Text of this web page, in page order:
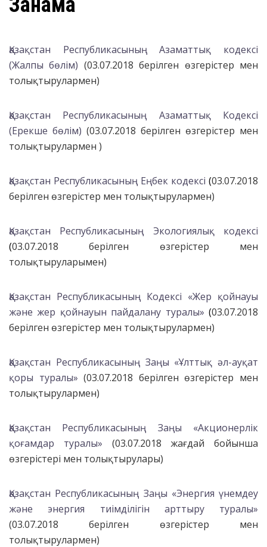
Қазақстан Республикасының Азаматтық кодексі
(Жалпы бөлім) (03.07.2018 берілген өзгерістер мен
толықтырулармен)
Қазақстан Республикасының Азаматтық Кодексі
(Ерекше бөлім) (03.07.2018 берілген өзгерістер мен
толықтырулармен )
Қазақстан Республикасының Еңбек кодексі (03.07.2018
берілген өзгерістер мен толықтырулармен)
Қазақстан Республикасының Экологиялық кодексі
(03.07.2018 берілген өзгерістер мен
толықтыруларымен)
Қазақстан Республикасының Кодексі «Жер қойнауы
және жер қойнауын пайдалану туралы» (03.07.2018
берілген өзгерістер мен толықтырулармен)
Қазақстан Республикасының Заңы «Ұлттық әл-ауқат
қоры туралы» (03.07.2018 берілген өзгерістер мен
толықтырулармен)
Қазақстан Республикасының Заңы «Акционерлік
қоғамдар туралы» (03.07.2018 жағдай бойынша
өзгерістері мен толықтырулары)
Қазақстан Республикасының Заңы «Энергия үнемдеу
және энергия тиімділігін арттыру туралы»
(03.07.2018 берілген өзгерістер мен
толықтырулармен)